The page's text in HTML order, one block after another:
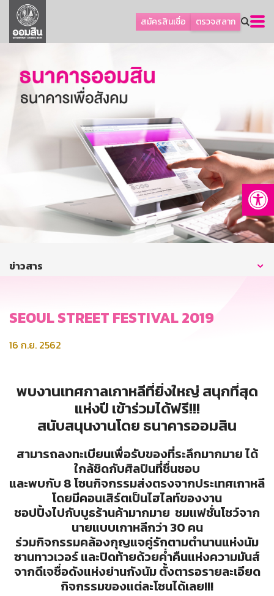
สมัครสินเชื่อ ตรวจสลาก
ลูกค้าธุรกิจ
ลูกค้าผู้ประกอบรายย่อย
ออมเพื่อสุข
เกี่ยวกับธนาคาร
การพัฒนาที่ยั่งยืน
บริการทางการเงิน
ติดต่อเรา
บริการออนไลน์
ข่าวสาร
SEOUL STREET FESTIVAL 2019
16 ก.ย. 2562
พบงานเทศกาลเกาหลีที่ยิ่งใหญ่ สนุกที่สุด
แห่งปี เข้าร่วมได้ฟรี!!!
สนับสนุนงานโดย ธนาคารออมสิน
สามารถลงทะเบียนเพื่อรับของที่ระลึกมากมาย ได้
ใกล้ชิดกับศิลปินที่ชื่นชอบ
และพบกับ 8 โซนกิจกรรมส่งตรงจากประเทศเกาหลี
โดยมีคอนเสิร์ตเป็นไฮไลท์ของงาน
ชอปปิ้งไปกับบูธร้านค้ามากมาย ชมแฟชั่นโชว์จาก
นายแบบเกาหลีกว่า 30 คน
ร่วมกิจกรรมคล้องกุญแจคู่รักตามตำนานแห่งนัม
ซานทาวเวอร์ และปิดท้ายด้วยค่ำคืนแห่งความมันส์
จากดีเจชื่อดังแห่งย่านกังนัม ตั้งตารอรายละเอียด
กิจกรรมของแต่ละโซนได้เลย!!!